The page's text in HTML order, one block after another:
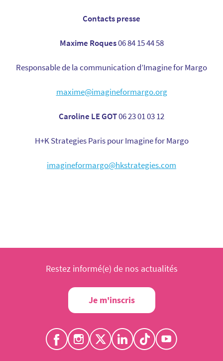
Contacts presse
Maxime Roques06 84 15 44 58
Responsable de la communication d’Imagine for Margo
maxime@imagineformargo.org
Caroline LE GOT06 23 01 03 12
H+K Strategies Paris pour Imagine for Margo
imagineformargo@hkstrategies.com
Restez informé(e) de nos actualités
Je m'inscris